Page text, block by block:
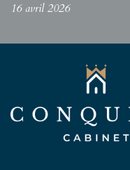
16 avril 2026